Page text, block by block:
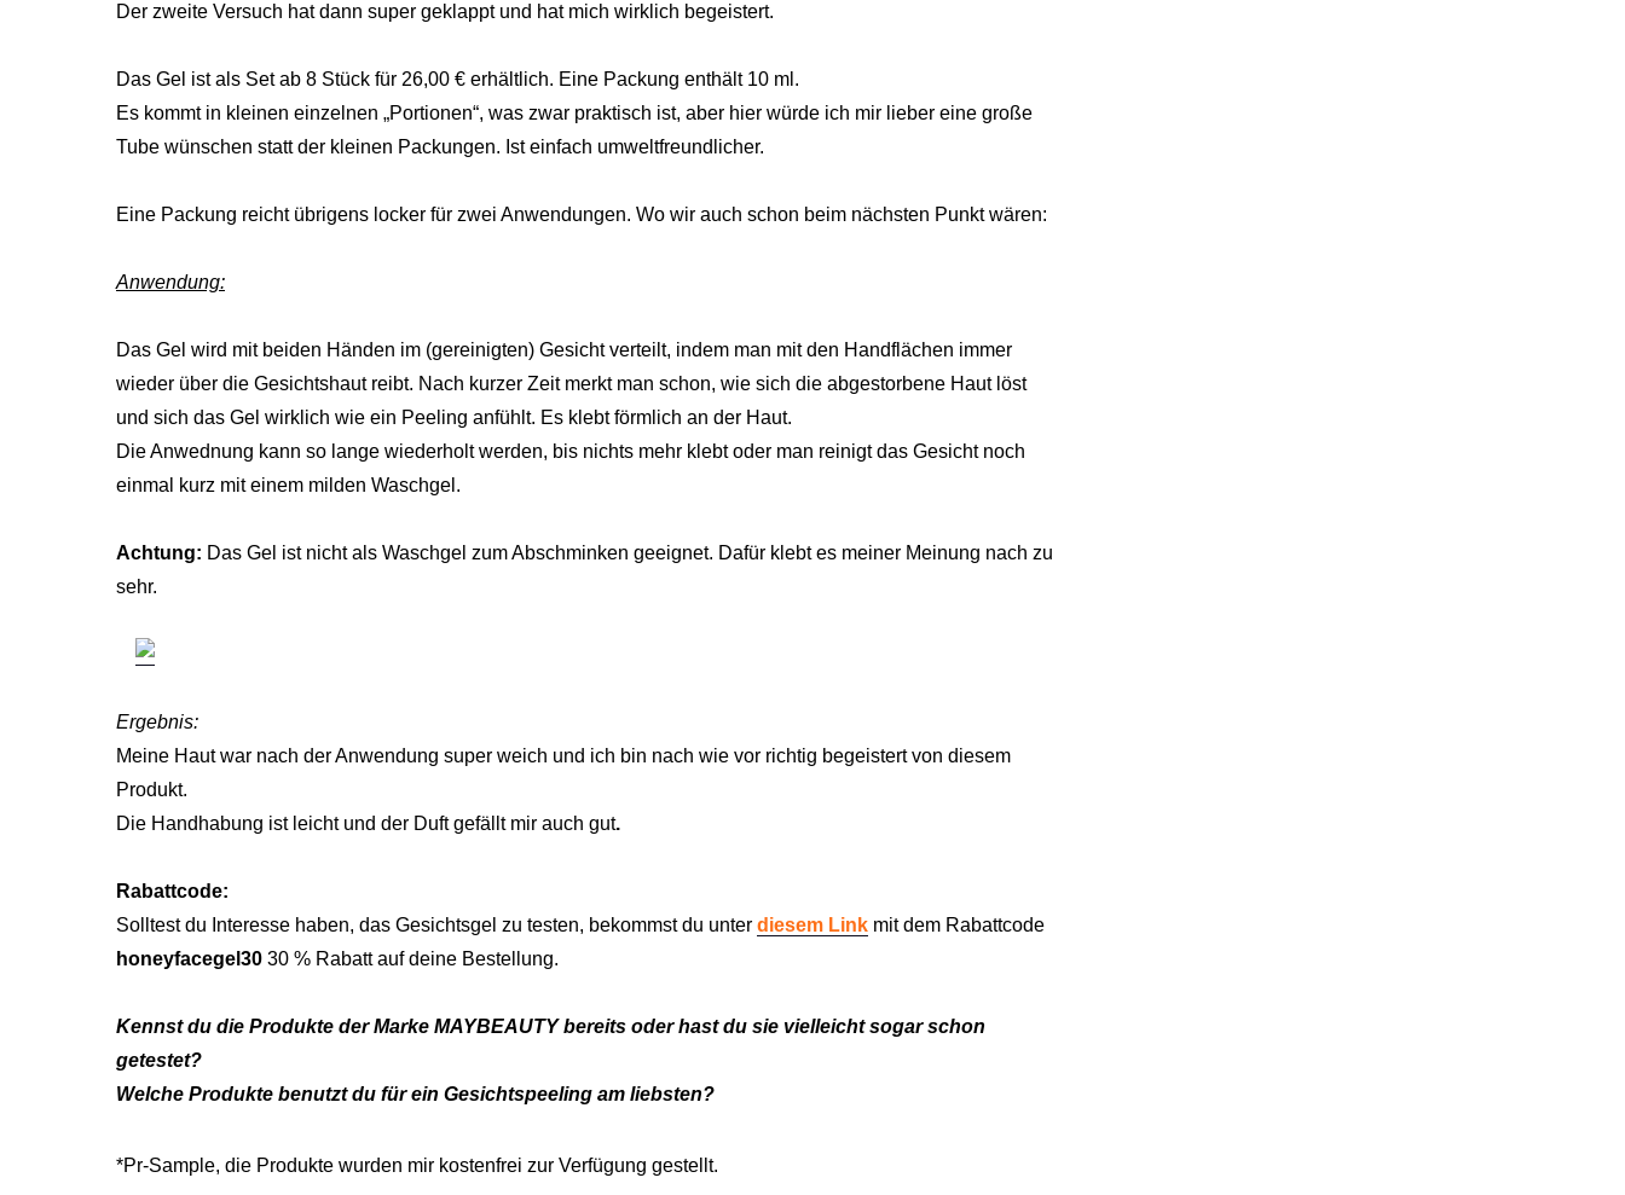
Der zweite Versuch hat dann super geklappt und hat mich wirklich begeistert.
Das Gel ist als Set ab 8 Stück für 26,00 € erhältlich. Eine Packung enthält 10 ml.
Es kommt in kleinen einzelnen „Portionen“, was zwar praktisch ist, aber hier würde ich mir lieber eine große
Tube wünschen statt der kleinen Packungen. Ist einfach umweltfreundlicher.
Eine Packung reicht übrigens locker für zwei Anwendungen. Wo wir auch schon beim nächsten Punkt wären:
Anwendung:
Das Gel wird mit beiden Händen im (gereinigten) Gesicht verteilt, indem man mit den Handflächen immer
wieder über die Gesichtshaut reibt. Nach kurzer Zeit merkt man schon, wie sich die abgestorbene Haut löst
und sich das Gel wirklich wie ein Peeling anfühlt. Es klebt förmlich an der Haut.
Die Anwednung kann so lange wiederholt werden, bis nichts mehr klebt oder man reinigt das Gesicht noch
einmal kurz mit einem milden Waschgel.
Achtung: Das Gel ist nicht als Waschgel zum Abschminken geeignet. Dafür klebt es meiner Meinung nach zu
sehr.
Ergebnis:
Meine Haut war nach der Anwendung super weich und ich bin nach wie vor richtig begeistert von diesem
Produkt.
Die Handhabung ist leicht und der Duft gefällt mir auch gut.
Rabattcode:
Solltest du Interesse haben, das Gesichtsgel zu testen, bekommst du unter diesem Link mit dem Rabattcode
honeyfacegel30 30 % Rabatt auf deine Bestellung.
Kennst du die Produkte der Marke MAYBEAUTY bereits oder hast du sie vielleicht sogar schon
getestet?
Welche Produkte benutzt du für ein Gesichtspeeling am liebsten?
*Pr-Sample, die Produkte wurden mir kostenfrei zur Verfügung gestellt.